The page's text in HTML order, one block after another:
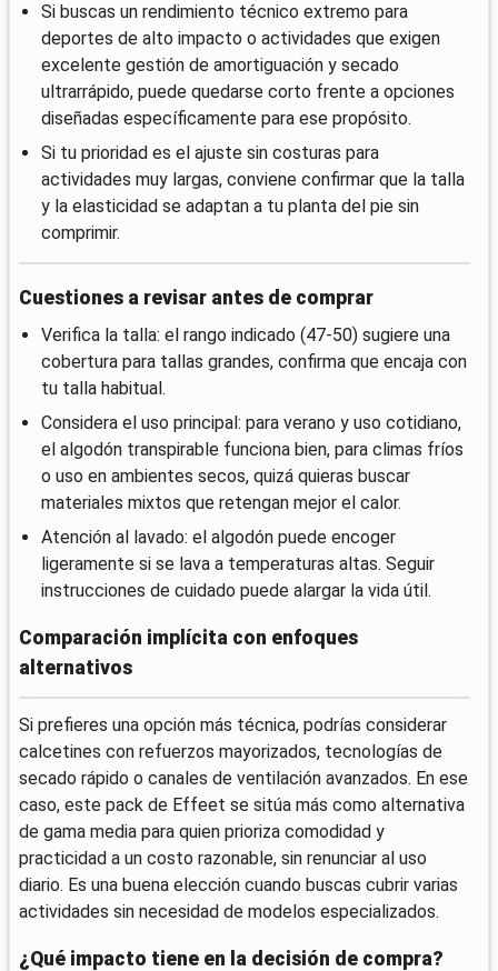
Si buscas un rendimiento técnico extremo para
deportes de alto impacto o actividades que exigen
excelente gestión de amortiguación y secado
ultrarrápido, puede quedarse corto frente a opciones
diseñadas específicamente para ese propósito.
Si tu prioridad es el ajuste sin costuras para
actividades muy largas, conviene confirmar que la talla
y la elasticidad se adaptan a tu planta del pie sin
comprimir.
Cuestiones a revisar antes de comprar
Verifica la talla: el rango indicado (47-50) sugiere una
cobertura para tallas grandes, confirma que encaja con
tu talla habitual.
Considera el uso principal: para verano y uso cotidiano,
el algodón transpirable funciona bien, para climas fríos
o uso en ambientes secos, quizá quieras buscar
materiales mixtos que retengan mejor el calor.
Atención al lavado: el algodón puede encoger
ligeramente si se lava a temperaturas altas. Seguir
instrucciones de cuidado puede alargar la vida útil.
Comparación implícita con enfoques
alternativos
Si prefieres una opción más técnica, podrías considerar
calcetines con refuerzos mayorizados, tecnologías de
secado rápido o canales de ventilación avanzados. En ese
caso, este pack de Effeet se sitúa más como alternativa
de gama media para quien prioriza comodidad y
practicidad a un costo razonable, sin renunciar al uso
diario. Es una buena elección cuando buscas cubrir varias
actividades sin necesidad de modelos especializados.
¿Qué impacto tiene en la decisión de compra?